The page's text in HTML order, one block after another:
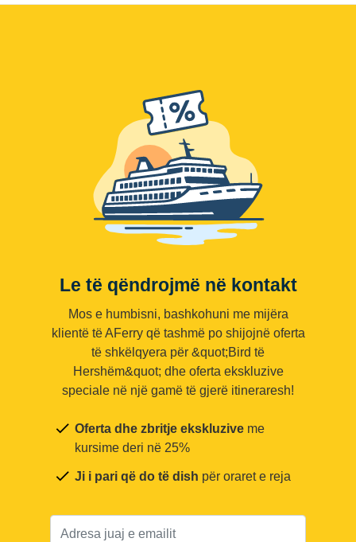
Le të qëndrojmë në kontakt
Mos e humbisni, bashkohuni me mijëra
klientë të AFerry që tashmë po shijojnë oferta
të shkëlqyera për &quot;Bird të
Hershëm&quot; dhe oferta ekskluzive
speciale në një gamë të gjerë itineraresh!
Oferta dhe zbritje ekskluzive me
kursime deri në 25%
Ji i pari që do të dish për oraret e reja